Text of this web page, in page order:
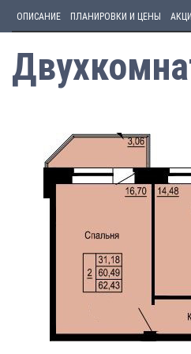
ОПИСАНИЕ ПЛАНИРОВКИ И ЦЕНЫ